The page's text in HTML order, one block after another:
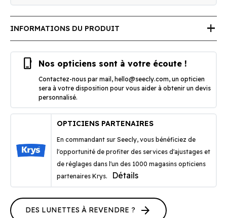
INFORMATIONS DU PRODUIT add
phone_iphone Nos opticiens sont à votre écoute !
Contactez-nous par mail, hello@seecly.com, un opticien
sera à votre disposition pour vous aider à obtenir un devis
personnalisé.
OPTICIENS PARTENAIRES
En commandant sur Seecly, vous bénéficiez de
l'opportunité de profiter des services d'ajustages et
de réglages dans l'un des 1000 magasins opticiens
partenaires Krys.
Détails
DES LUNETTES À REVENDRE ? arrow_forward